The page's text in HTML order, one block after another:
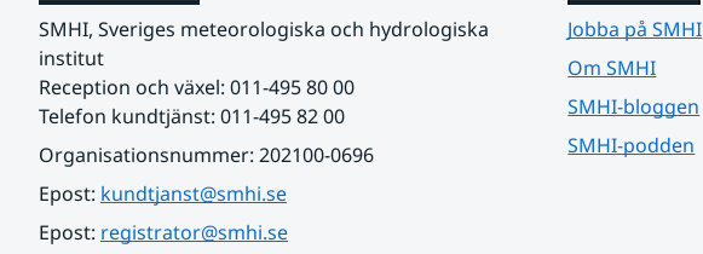
SMHI, Sveriges meteorologiska och hydrologiska
institut
Reception och växel: 011-495 80 00
Telefon kundtjänst: 011-495 82 00
Organisationsnummer: 202100-0696
Epost: kundtjanst@smhi.se
Epost: registrator@smhi.se
Jobba på SMHI
Om SMHI
SMHI-bloggen
SMHI-podden